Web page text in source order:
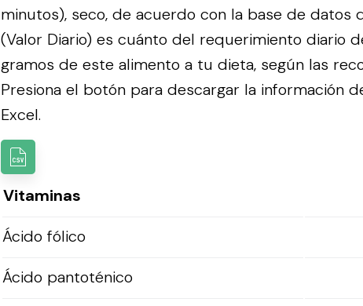
minutos), seco, de acuerdo con la base de datos
(Valor Diario) es cuánto del requerimiento diario
gramos de este alimento a tu dieta, según las
Presiona el botón para descargar la información
Excel.
Vitaminas
Ácido fólico
Ácido pantoténico